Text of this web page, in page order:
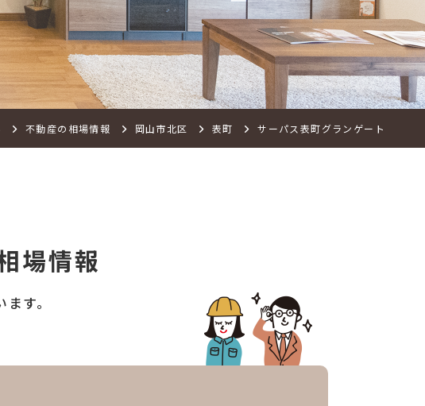
不動産の相場情報 岡山市北区 表町 サーパス表町グランゲート
場情報
す。